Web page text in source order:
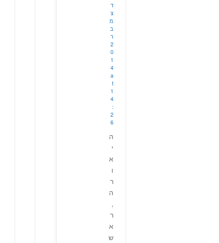
ד
צ
מ
ב
ר
2
0
1
4
a
t
1
4
:
2
6
ה
י
א
ו
ר
ה
,
ר
א
ש